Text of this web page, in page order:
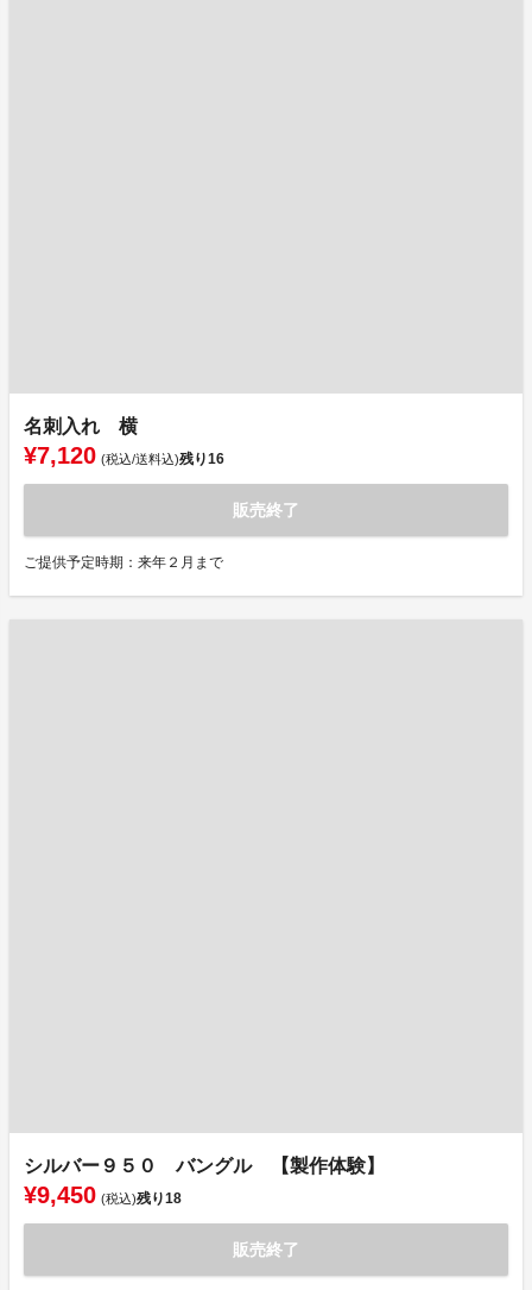
名刺入れ 横
¥7,120 (税込/送料込)残り16
販売終了
ご提供予定時期：来年２月まで
シルバー９５０ バングル 【製作体験】
¥9,450 (税込)残り18
販売終了